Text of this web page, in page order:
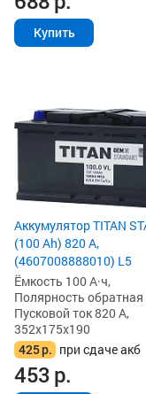
Купить
Аккумулятор TITAN
(100 Ah) 820 А,
(4607008888010) L5
Ёмкость 100 А·ч,
Полярность обратная
Пусковой ток 820 А,
352x175x190
425р. при сдаче акб
453р.